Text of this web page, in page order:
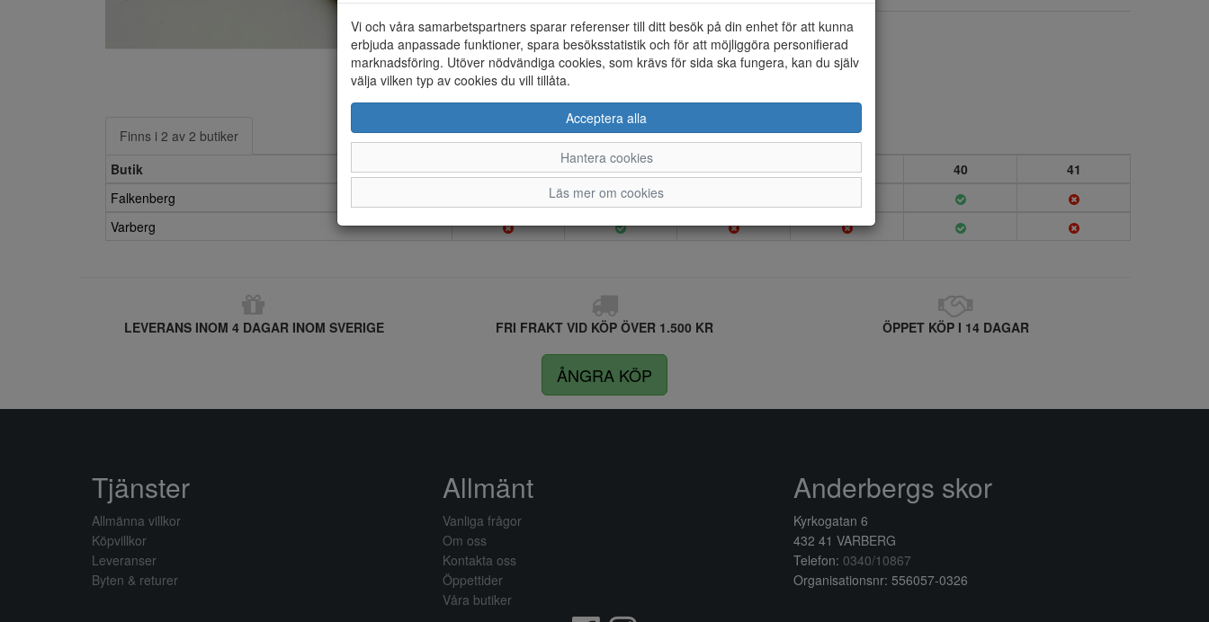
Klackhöjd
55 mm
Finns i 2 av 2 butiker
Butik
36 37 38 39 40
41
Falkenberg
Varberg
LEVERANS INOM 4 DAGAR INOM SVERIGE FRI FRAKT VID KÖP ÖVER 1.500 KR ÖPPET KÖP I 14 DAGAR
ÅNGRA KÖP
Vi och våra samarbetspartners sparar referenser till ditt besök på din enhet för att kunna
erbjuda anpassade funktioner, spara besöksstatistik och för att möjliggöra personifierad
marknadsföring. Utöver nödvändiga cookies, som krävs för sida ska fungera, kan du själv
välja vilken typ av cookies du vill tillåta.
Acceptera alla
Hantera cookies
Läs mer om cookies
Tjänster
Allmänna villkor
Köpvillkor
Leveranser
Byten & returer
Allmänt
Vanliga frågor
Om oss
Kontakta oss
Öppettider
Våra butiker
Anderbergs skor
Kyrkogatan 6
432 41 VARBERG
Telefon: 0340/10867
Organisationsnr: 556057-0326